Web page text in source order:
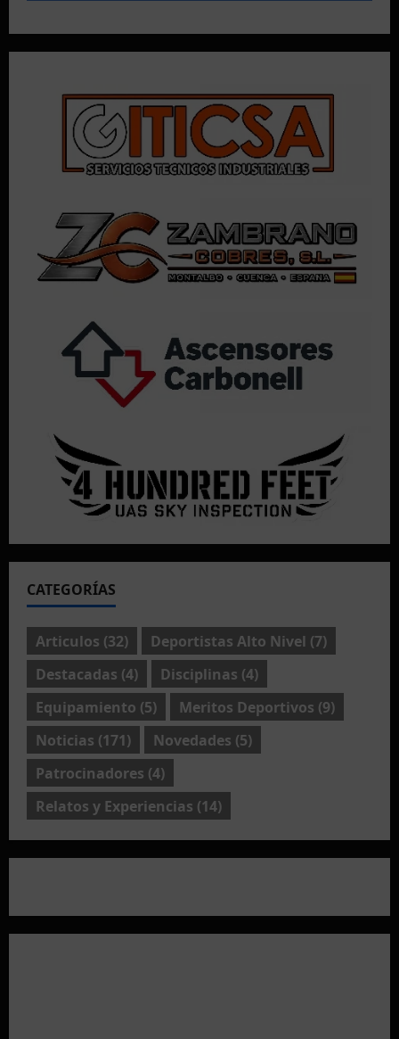
CATEGORÍAS
Articulos (32) Deportistas Alto Nivel (7)
Destacadas (4) Disciplinas (4)
Equipamiento (5) Meritos Deportivos (9)
Noticias (171) Novedades (5)
Patrocinadores (4)
Relatos y Experiencias (14)